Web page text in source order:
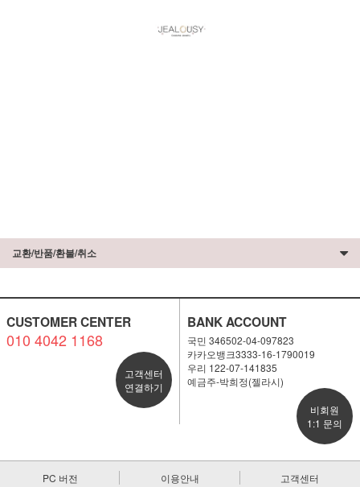
교환/반품/환불/취소
CUSTOMER CENTER
010 4042 1168
고객센터
연결하기
BANK ACCOUNT
국민 346502-04-097823
카카오뱅크3333-16-1790019
우리 122-07-141835
예금주-박희정(젤라시)
비회원
1:1 문의
PC 버전 이용안내 고객센터